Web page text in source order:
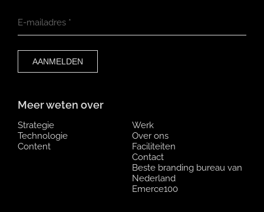
Meer weten over
Strategie
Technologie
Content
Werk
Over ons
Faciliteiten
Contact
Beste branding bureau van
Nederland
Emerce100
E-mailadres *